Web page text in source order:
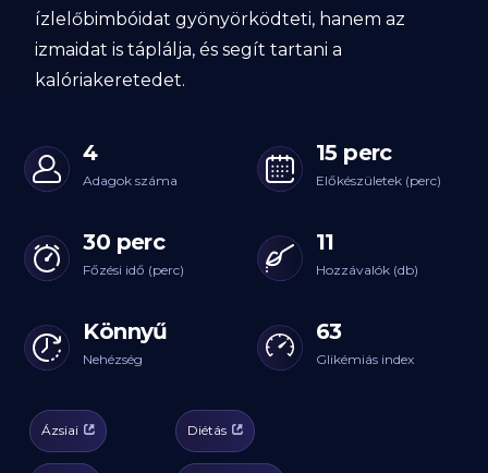
ízlelőbimbóidat gyönyörködteti, hanem az
izmaidat is táplálja, és segít tartani a
kalóriakeretedet.
4
Adagok száma
15 perc
Előkészületek (perc)
30 perc
Főzési idő (perc)
11
Hozzávalók (db)
Könnyű
Nehézség
63
Glikémiás index
Ázsiai Diétás